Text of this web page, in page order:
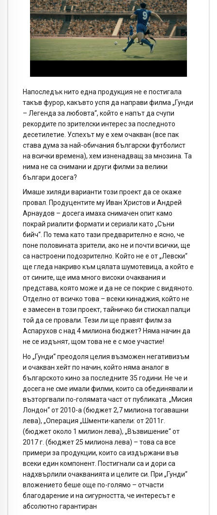
Напоследък нито една продукция не е постигала
такъв фурор, какъвто успя да направи филма „Гунди
– Легенда за любовта“, който е напът да счупи
рекордите по зрителски интерес за последното
десетилетие. Успехът му е хем очакван (все пак
става дума за най-обичания български футболист
на всички времена), хем изненадващ за мнозина. Та
нима не са снимани и други филми за велики
българи досега?
Имаше хиляди варианти този проект да се окаже
провал. Продуцентите му Иван Христов и Андрей
Арнаудов – досега имаха снимачен опит камо
покрай риалити формати и сериали като „Съни
бийч“. По тема като тази предварително е ясно, че
поне половината зрители, ако не и почти всички, ще
са настроени подозрително. Който не е от „Левски“
ще гледа накриво към цялата шумотевица, а който е
от сините, ще има много високи очаквания и
представа, която може и да не се покрие с видяното.
Отделно от всичко това – всеки кинаджия, който не
е замесен в този проект, тайничко би стискал палци
той да се провали. Тези ли ще правят филм за
Аспарухов с над 4 милиона бюджет? Няма начин да
не се издънят, щом това не е с мое участие!
Но „Гунди“ преодоля целия възможен негативизъм
и очакван хейт по начин, който няма аналог в
българското кино за последните 35 години. Не че и
досега не сме имали филми, които са обединявали и
възторгвали по-голямата част от публиката. „Мисия
Лондон“ от 2010-а (бюджет 2,7 милиона тогавашни
лева), „Операция „Шменти-капели: от 2011г.
(бюджет около 1 милион лева), „Възвишение“ от
2017 г. (бюджет 25 милиона лева) – това са все
примери за продукции, които са издържани във
всеки един компонент. Постигнали са и дори са
надхвърлили очакванията и целите си. При „Гунди“
вложението беше още по-голямо – отчасти
благодарение и на сигурността, че интересът е
абсолютно гарантиран